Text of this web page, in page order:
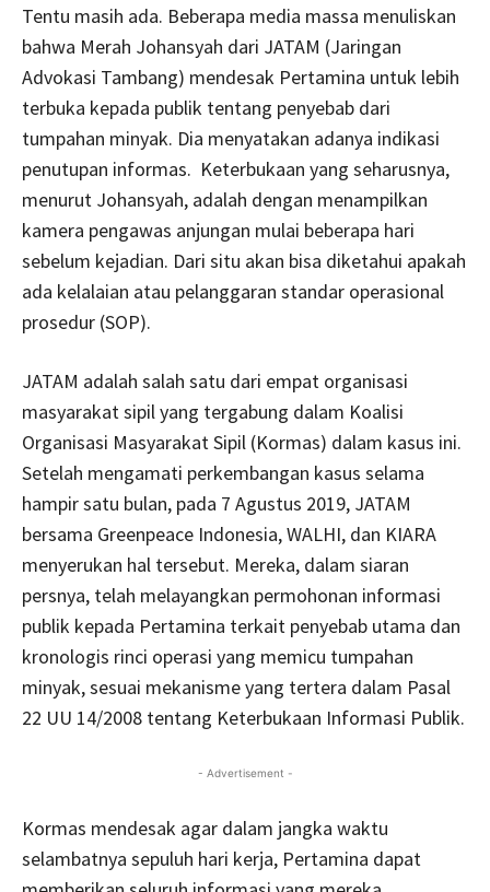
Tentu masih ada. Beberapa media massa menuliskan
bahwa Merah Johansyah dari JATAM (Jaringan
Advokasi Tambang) mendesak Pertamina untuk lebih
terbuka kepada publik tentang penyebab dari
tumpahan minyak. Dia menyatakan adanya indikasi
penutupan informas. Keterbukaan yang seharusnya,
menurut Johansyah, adalah dengan menampilkan
kamera pengawas anjungan mulai beberapa hari
sebelum kejadian. Dari situ akan bisa diketahui apakah
ada kelalaian atau pelanggaran standar operasional
prosedur (SOP).
JATAM adalah salah satu dari empat organisasi
masyarakat sipil yang tergabung dalam Koalisi
Organisasi Masyarakat Sipil (Kormas) dalam kasus ini.
Setelah mengamati perkembangan kasus selama
hampir satu bulan, pada 7 Agustus 2019, JATAM
bersama Greenpeace Indonesia, WALHI, dan KIARA
menyerukan hal tersebut. Mereka, dalam siaran
persnya, telah melayangkan permohonan informasi
publik kepada Pertamina terkait penyebab utama dan
kronologis rinci operasi yang memicu tumpahan
minyak, sesuai mekanisme yang tertera dalam Pasal
22 UU 14/2008 tentang Keterbukaan Informasi Publik.
- Advertisement -
Kormas mendesak agar dalam jangka waktu
selambatnya sepuluh hari kerja, Pertamina dapat